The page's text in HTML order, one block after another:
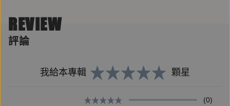
山鬥雞｜蔚博士
昊玥 | 陸參
REVIEW
評論
我給本專輯 顆星
(0)